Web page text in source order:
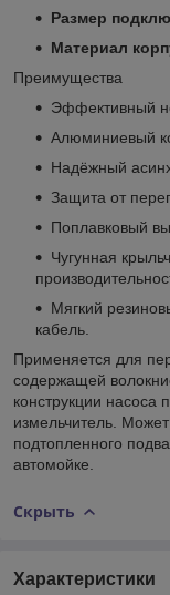
Размер
Материал
Преимущества
Эффективный
Алюминиевый
Надёжный
Защита от
Поплавковый
Чугунная
Мягкий
кабель.
Применяется для
содержащей
конструкции насоса
измельчитель.
подтопленного
автомойке.
Скрыть
Характеристики